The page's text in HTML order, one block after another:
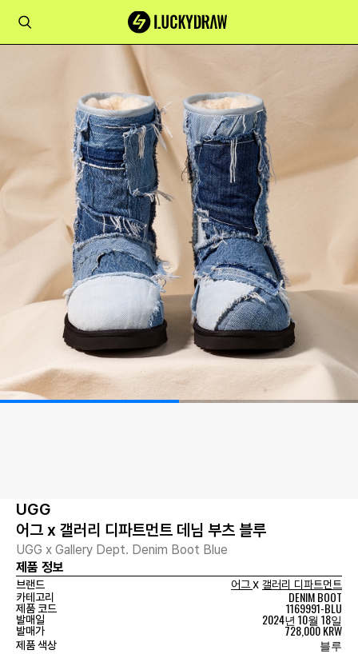
UGG
어그 x 갤러리 디파트먼트 데님 부츠 블루
UGG x Gallery Dept. Denim Boot Blue
제품 정보
브랜드 어그x 갤러리 디파트먼트
카테고리
DENIM BOOT
제품 코드 1169991-BLU
발매일 2024년 10월 18일
발매가 728,000 KRW
제품 색상 블루